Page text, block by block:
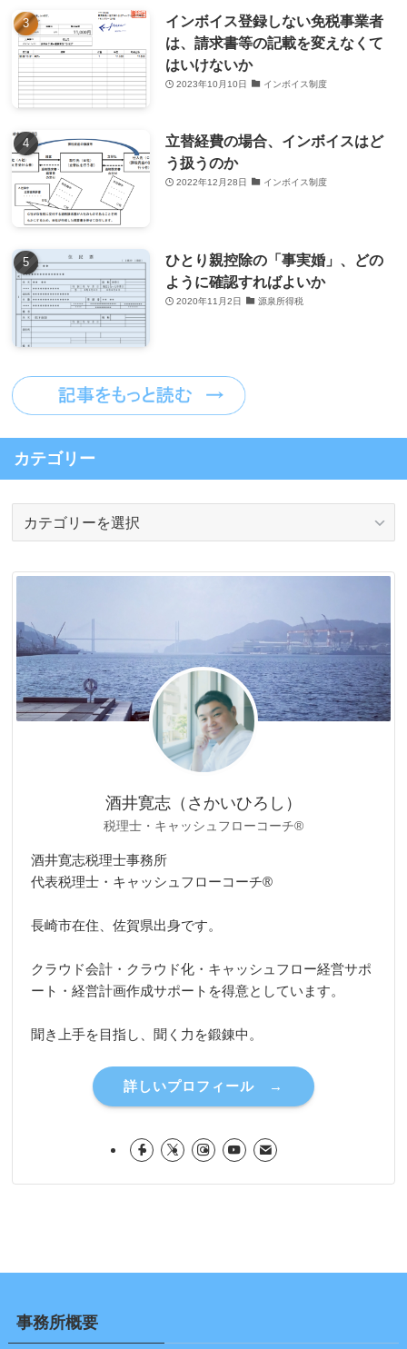
インボイス登録しない免税事業者
は、請求書等の記載を変えなくて
はいけないか
2023年10月10日 インボイス制度
立替経費の場合、インボイスはど
う扱うのか
2022年12月28日 インボイス制度
ひとり親控除の「事実婚」、どの
ように確認すればよいか
2020年11月2日 源泉所得税
カテゴリー
リ
酒井寛志（さかいひろし）
税理士・キャッシュフローコーチ®
酒井寛志税理士事務所
代表税理士・キャッシュフローコーチ®
長崎市在住、佐賀県出身です。
クラウド会計・クラウド化・キャッシュフロー経営サポ
ート・経営計画作成サポートを得意としています。
聞き上手を目指し、聞く力を鍛錬中。
詳しいプロフィール →
事務所概要